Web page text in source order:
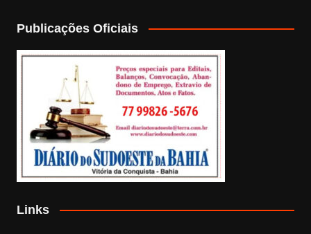
Publicações Oficiais
Links